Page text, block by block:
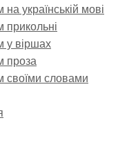
українській мові
прикольні
у віршах
проза
своїми словами